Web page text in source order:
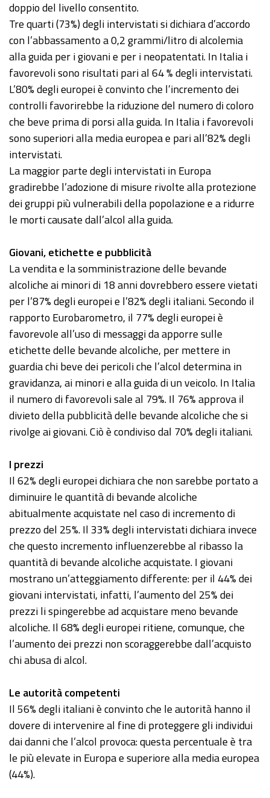
doppio del livello consentito.
Tre quarti (73%) degli intervistati si dichiara d’accordo
con l’abbassamento a 0,2 grammi/litro di alcolemia
alla guida per i giovani e per i neopatentati. In Italia i
favorevoli sono risultati pari al 64 % degli intervistati.
L’80% degli europei è convinto che l’incremento dei
controlli favorirebbe la riduzione del numero di coloro
che beve prima di porsi alla guida. In Italia i favorevoli
sono superiori alla media europea e pari all’82% degli
intervistati.
La maggior parte degli intervistati in Europa
gradirebbe l’adozione di misure rivolte alla protezione
dei gruppi più vulnerabili della popolazione e a ridurre
le morti causate dall’alcol alla guida.
Giovani, etichette e pubblicità
La vendita e la somministrazione delle bevande
alcoliche ai minori di 18 anni dovrebbero essere vietati
per l’87% degli europei e l’82% degli italiani. Secondo il
rapporto Eurobarometro, il 77% degli europei è
favorevole all’uso di messaggi da apporre sulle
etichette delle bevande alcoliche, per mettere in
guardia chi beve dei pericoli che l’alcol determina in
gravidanza, ai minori e alla guida di un veicolo. In Italia
il numero di favorevoli sale al 79%. Il 76% approva il
divieto della pubblicità delle bevande alcoliche che si
rivolge ai giovani. Ciò è condiviso dal 70% degli italiani.
I prezzi
Il 62% degli europei dichiara che non sarebbe portato a
diminuire le quantità di bevande alcoliche
abitualmente acquistate nel caso di incremento di
prezzo del 25%. Il 33% degli intervistati dichiara invece
che questo incremento influenzerebbe al ribasso la
quantità di bevande alcoliche acquistate. I giovani
mostrano un’atteggiamento differente: per il 44% dei
giovani intervistati, infatti, l’aumento del 25% dei
prezzi li spingerebbe ad acquistare meno bevande
alcoliche. Il 68% degli europei ritiene, comunque, che
l’aumento dei prezzi non scoraggerebbe dall’acquisto
chi abusa di alcol.
Le autorità competenti
Il 56% degli italiani è convinto che le autorità hanno il
dovere di intervenire al fine di proteggere gli individui
dai danni che l’alcol provoca: questa percentuale è tra
le più elevate in Europa e superiore alla media europea
(44%).